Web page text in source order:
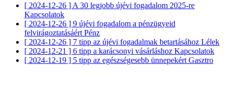
[ 2024-12-26 ] A 30 legjobb újévi fogadalom 2025-re
Kapcsolatok
[ 2024-12-26 ] 9 újévi fogadalom a pénzügyeid
felvirágoztatásáért Pénz
[ 2024-12-26 ] 7 tipp az újévi fogadalmak betartásához Lélek
[ 2024-12-21 ] 6 tipp a karácsonyi vásárláshoz Kapcsolatok
[ 2024-12-19 ] 5 tipp az egészségesebb ünnepekért Gasztro